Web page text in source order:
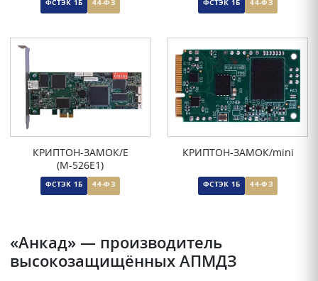
ФСТЭК 1Б 44-ФЗ ФСТЭК 1Б 44-ФЗ
КРИПТОН-ЗАМОК/Е
(М-526Е1)
ФСТЭК 1Б 44-ФЗ
КРИПТОН-ЗАМОК/mini
ФСТЭК 1Б 44-ФЗ
«Анкад» — производитель
высокозащищённых АПМДЗ